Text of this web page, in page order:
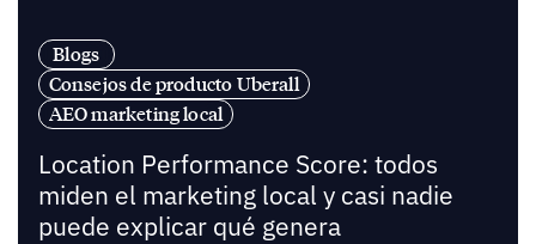
Blogs
Consejos de producto Uberall
AEO marketing local
Location Performance Score: todos
miden el marketing local y casi nadie
puede explicar qué genera